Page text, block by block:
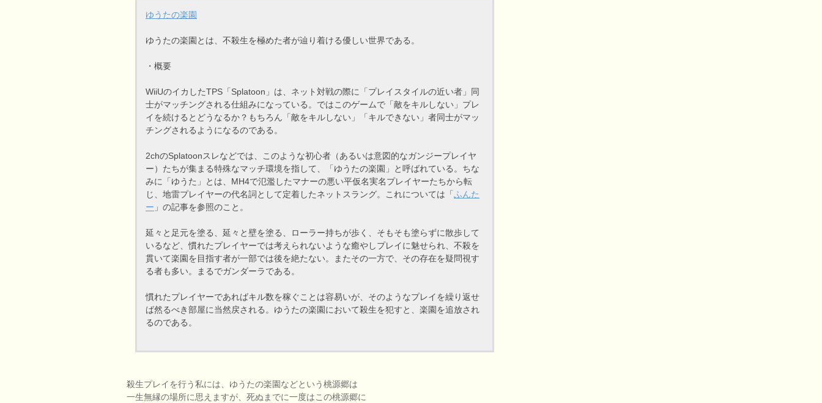
ゆうたの楽園
ゆうたの楽園とは、不殺生を極めた者が辿り着ける優しい世界である。
・概要
WiiUのイカしたTPS「Splatoon」は、ネット対戦の際に「プレイスタイルの近い者」同
士がマッチングされる仕組みになっている。ではこのゲームで「敵をキルしない」プレ
イを続けるとどうなるか？もちろん「敵をキルしない」「キルできない」者同士がマッ
チングされるようになるのである。
2chのSplatoonスレなどでは、このような初心者（あるいは意図的なガンジープレイヤ
ー）たちが集まる特殊なマッチ環境を指して、「ゆうたの楽園」と呼ばれている。ちな
みに「ゆうた」とは、MH4で氾濫したマナーの悪い平仮名実名プレイヤーたちから転
じ、地雷プレイヤーの代名詞として定着したネットスラング。これについては「 ふんた
ー 」の記事を参照のこと。
延々と足元を塗る、延々と壁を塗る、ローラー持ちが歩く、そもそも塗らずに散歩して
いるなど、慣れたプレイヤーでは考えられないような癒やしプレイに魅せられ、不殺を
貫いて楽園を目指す者が一部では後を絶たない。またその一方で、その存在を疑問視す
る者も多い。まるでガンダーラである。
慣れたプレイヤーであればキル数を稼ぐことは容易いが、そのようなプレイを繰り返せ
ば然るべき部屋に当然戻される。ゆうたの楽園において殺生を犯すと、楽園を追放され
るのである。
殺生プレイを行う私には、ゆうたの楽園などという桃源郷は
一生無縁の場所に思えますが、死ぬまでに一度はこの桃源郷に